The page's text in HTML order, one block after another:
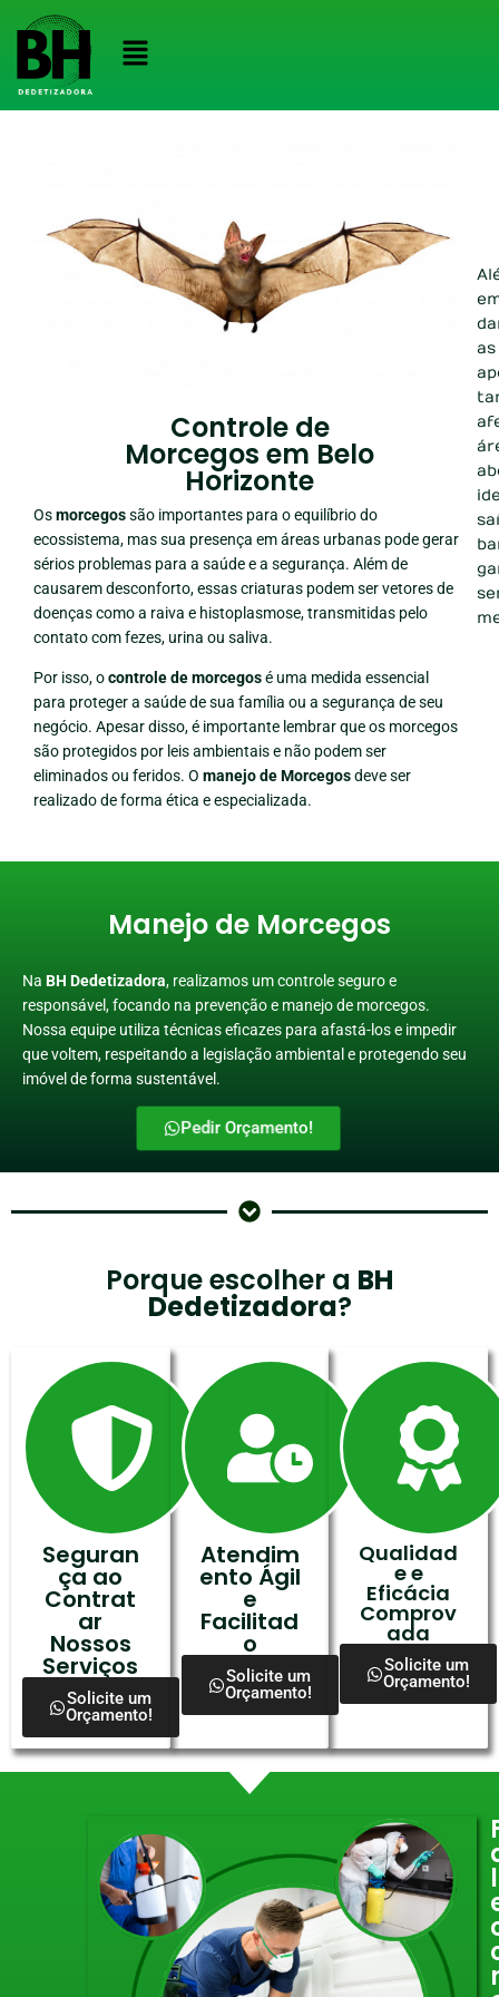
Controle de
Morcegos em Belo
Horizonte
Osmorcegossão importantes para o equilíbrio do
ecossistema, mas sua presença em áreas urbanas pode gerar
sérios problemas para a saúde e a segurança. Além de
causarem desconforto, essas criaturas podem ser vetores de
doenças como a raiva e histoplasmose, transmitidas pelo
contato com fezes, urina ou saliva.
Por isso, ocontrole de morcegosé uma medida essencial
para proteger a saúde de sua família ou a segurança de seu
negócio. Apesar disso, é importante lembrar que os morcegos
são protegidos por leis ambientais e não podem ser
eliminados ou feridos. O manejo de Morcegosdeve ser
realizado de forma ética e especializada.
Manejo de Morcegos
Na BH Dedetizadora, realizamos um controle seguro e
responsável, focando na prevenção e manejo de morcegos.
Nossa equipe utiliza técnicas eficazes para afastá-los e impedir
que voltem, respeitando a legislação ambiental e protegendo seu
imóvel de forma sustentável.
Pedir Orçamento!
Porque escolher a BH
Dedetizadora?
Seguran
ça ao
Contrat
ar
Nossos
Serviços
Solicite um
Orçamento!
Atendim
ento Ágil
e
Facilitad
o
Solicite um
Orçamento!
Qualidad
e e
Eficácia
Comprov
ada
Solicite um
Orçamento!
l